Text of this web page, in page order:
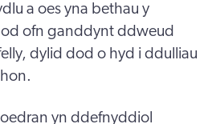
a oes yna bethau y
ofn ganddynt ddweud
dylid dod o hyd i ddulliau
yn ddefnyddiol